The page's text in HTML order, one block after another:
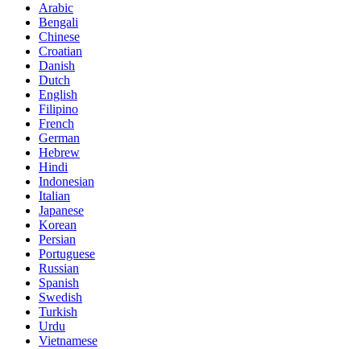
Arabic
Bengali
Chinese
Croatian
Danish
Dutch
English
Filipino
French
German
Hebrew
Hindi
Indonesian
Italian
Japanese
Korean
Persian
Portuguese
Russian
Spanish
Swedish
Turkish
Urdu
Vietnamese